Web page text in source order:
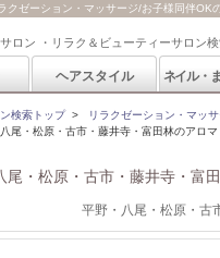
クゼーション・マッサージ/お子様同伴OK
ロン ・リラク＆ビューティーサロン
ヘアスタイル ネイル・
検索トップ> リラクゼーション・マッ
尾・松原・古市・藤井寺・富田林のアロ
尾・松原・古市・藤井寺・富
平野・八尾・松原・古